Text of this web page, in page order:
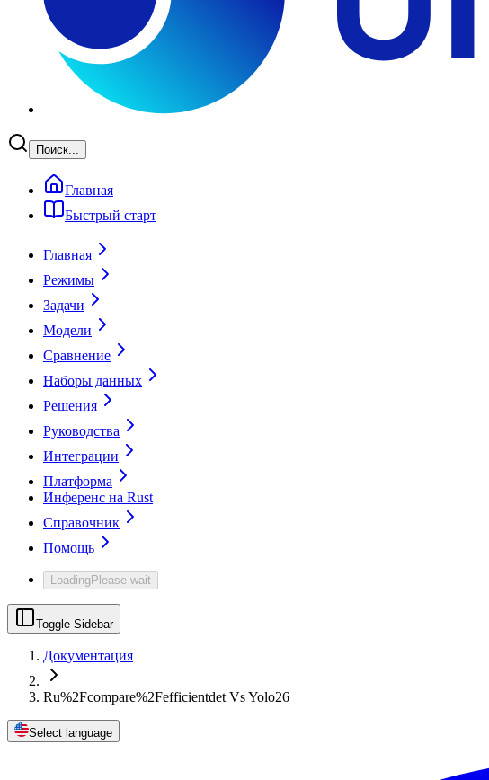
Поиск...
Главная
Быстрый старт
Главная
Режимы
Задачи
Модели
Сравнение
Наборы данных
Решения
Руководства
Интеграции
Платформа
Инференс на Rust
Справочник
Помощь
LoadingPlease wait
Toggle Sidebar
Документация
Ru%2Fcompare%2Fefficientdet Vs Yolo26
Select language